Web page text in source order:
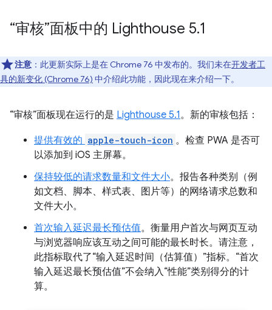
“审核”面板中的 Lighthouse 5.1
注意 ：此更新实际上是在 Chrome 76 中发布的。我们未在开发者工
具的新变化 (Chrome 76) 中介绍此功能，因此现在来介绍一下。
“审核”面板现在运行的是 Lighthouse 5.1。新的审核包括：
提供有效的 apple-touch-icon 。检查 PWA 是否可
以添加到 iOS 主屏幕。
保持较低的请求数量和文件大小。报告各种类别（例
如文档、脚本、样式表、图片等）的网络请求总数和
文件大小。
首次输入延迟最长预估值。衡量用户首次与网页互动
与浏览器响应该互动之间可能的最长时长。请注意，
此指标取代了“输入延迟时间（估算值）”指标。“首次
输入延迟最长预估值”不会纳入“性能”类别得分的计
算。